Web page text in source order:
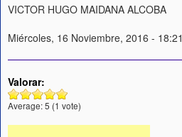
VICTOR HUGO MAIDANA ALCOBA
Miércoles, 16 Noviembre, 2016 - 18:21
Valorar:
Average:5 (1 vote)